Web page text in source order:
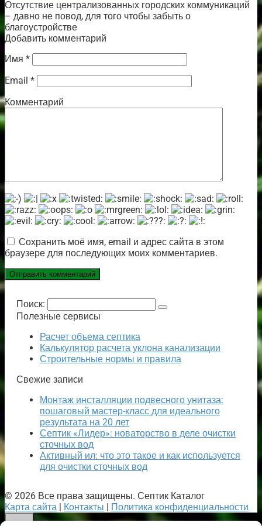
Отсутствие централизованных городских коммуникаций
– давно не повод, для того чтобы забыть о
благоустройстве
Добавить комментарий
Имя *
Email *
Комментарий
Сохранить моё имя, email и адрес сайта в этом
браузере для последующих моих комментариев.
Поиск:
Полезные сервисы
Расчет объема септика
Калькулятор расчета уклона канализации
Строительные нормы и правила
Свежие записи
Монтаж инсталляции подвесного унитаза:
пошаговый мастер-класс для идеального
результата на 20 лет
Септик «Лидер»: новаторство в деле очистки
сточных вод
Активный ил: что это такое и как используется
для очистки сточных вод
© 2026 Все права защищены. Септик Каталог
Карта сайта | Контакты | Политика конфиденциальности